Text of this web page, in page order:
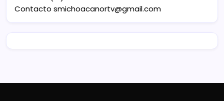
Contacto smichoacanortv@gmail.com